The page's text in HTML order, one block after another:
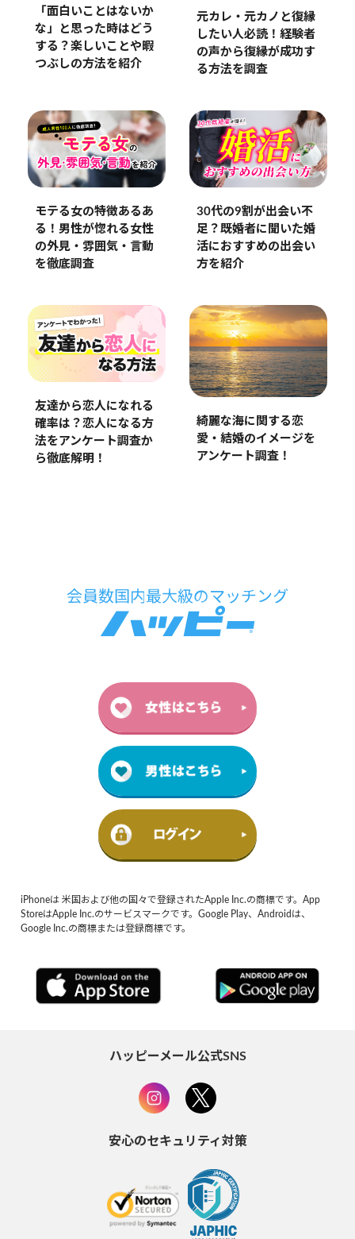
「面白いことはないか
な」と思った時はどう
する？楽しいことや暇
つぶしの方法を紹介
元カレ・元カノと復縁
したい人必読！経験者
の声から復縁が成功す
る方法を調査
モテる女の特徴あるあ
る！男性が惚れる女性
の外見・雰囲気・言動
を徹底調査
30代の9割が出会い不
足？既婚者に聞いた婚
活におすすめの出会い
方を紹介
友達から恋人になれる
確率は？恋人になる方
法をアンケート調査か
ら徹底解明！
綺麗な海に関する恋
愛・結婚のイメージを
アンケート調査！
iPhoneは 米国および他の国々で登録されたApple Inc.の商標です。App
StoreはApple Inc.のサービスマークです。Google Play、Androidは、
Google Inc.の商標または登録商標です。
ハッピーメール公式SNS
安心のセキュリティ対策